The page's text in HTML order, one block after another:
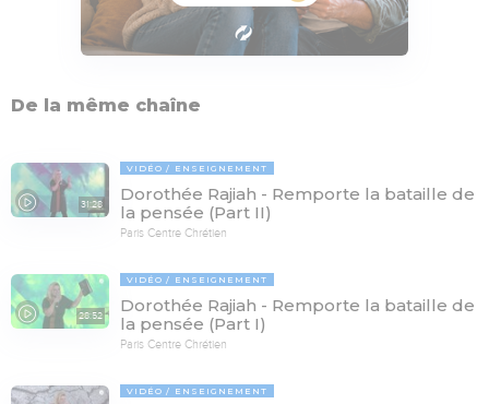
De la même chaîne
31:28
VIDÉO ENSEIGNEMENT
Dorothée Rajiah - Remporte la bataille de
la pensée (Part II)
Paris Centre Chrétien
28:52
VIDÉO ENSEIGNEMENT
Dorothée Rajiah - Remporte la bataille de
la pensée (Part I)
Paris Centre Chrétien
VIDÉO ENSEIGNEMENT